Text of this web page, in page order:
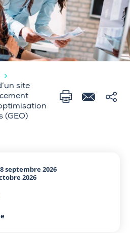
site
(GEO)
septembre 2026
2026